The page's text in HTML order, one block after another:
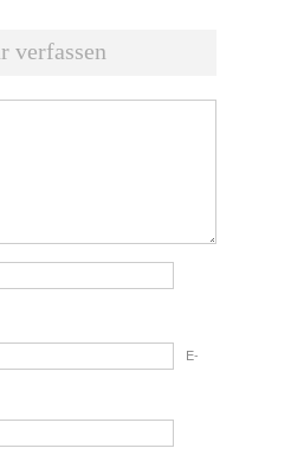
verfassen
E-